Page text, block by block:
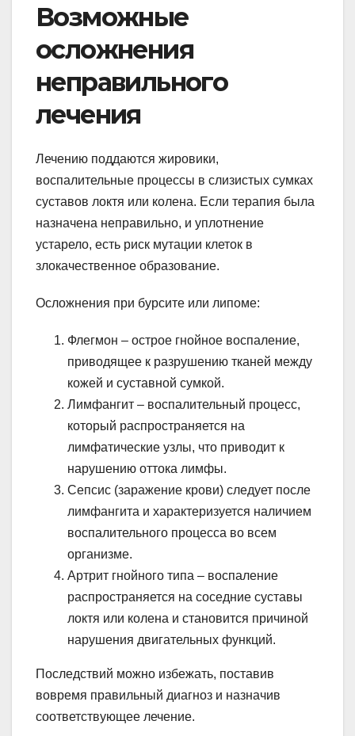
Возможные
осложнения
неправильного
лечения
Лечению поддаются жировики,
воспалительные процессы в слизистых сумках
суставов локтя или колена. Если терапия была
назначена неправильно, и уплотнение
устарело, есть риск мутации клеток в
злокачественное образование.
Осложнения при бурсите или липоме:
Флегмон – острое гнойное воспаление,
приводящее к разрушению тканей между
кожей и суставной сумкой.
Лимфангит – воспалительный процесс,
который распространяется на
лимфатические узлы, что приводит к
нарушению оттока лимфы.
Сепсис (заражение крови) следует после
лимфангита и характеризуется наличием
воспалительного процесса во всем
организме.
Артрит гнойного типа – воспаление
распространяется на соседние суставы
локтя или колена и становится причиной
нарушения двигательных функций.
Последствий можно избежать, поставив
вовремя правильный диагноз и назначив
соответствующее лечение.